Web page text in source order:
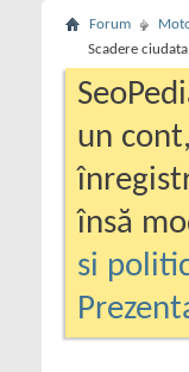
Forum
Scadere
un
însă
si